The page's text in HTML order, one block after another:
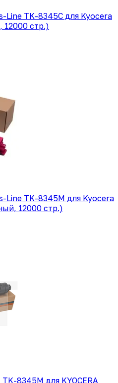
TK-8345C для Kyocera
12000 стр.)
TK-8345M для Kyocera
12000 стр.)
8345M для KYOCERA